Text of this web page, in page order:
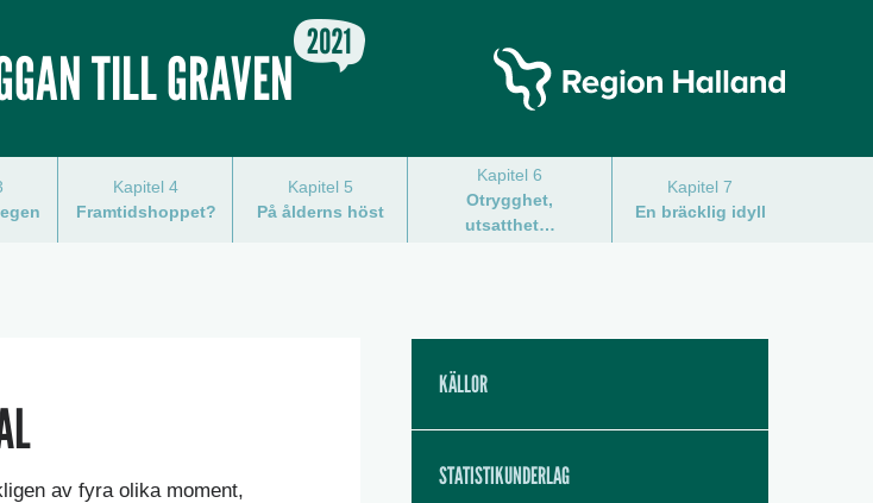
TILL GRAVEN
Kapitel 4
Framtidshoppet?
Kapitel 5
På ålderns höst
Kapitel 6
Otrygghet,
utsatthet…
Kapitel 7
En bräcklig idyll
av fyra olika moment,
KÄLLOR
STATISTIKUNDERLAG